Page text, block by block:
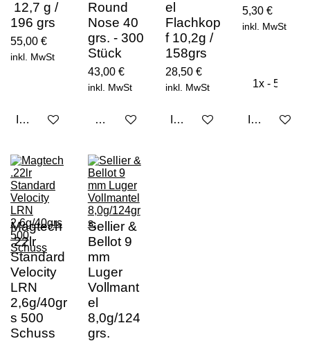
12,7 g /
196 grs
55,00 €
inkl. MwSt
In den Warenkorb
Round
Nose 40
grs. - 300
Stück
43,00 €
inkl. MwSt
Bei Verfügbarkeit benachrichtigen
el
Flachkop
f 10,2g /
158grs
28,50 €
inkl. MwSt
In den Warenkorb
5,30 €
inkl. MwSt
In den
Magtech
.22lr
Standard
Velocity
LRN
2,6g/40gr
s 500
Schuss
Sellier &
Bellot 9
mm
Luger
Vollmant
el
8,0g/124
grs.